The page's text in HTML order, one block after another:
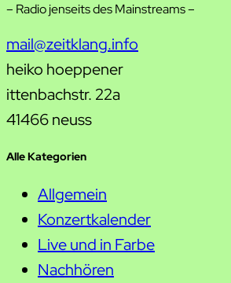
– Radio jenseits des Mainstreams –
mail@zeitklang.info
heiko hoeppener
ittenbachstr. 22a
41466 neuss
Alle Kategorien
Allgemein
Konzertkalender
Live und in Farbe
Nachhören